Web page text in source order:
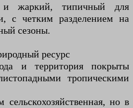
жаркий, типичный для
с четким разделением на
сезоны.
ресурс
и территория покрыты
тропическими
сельскохозяйственная, но в